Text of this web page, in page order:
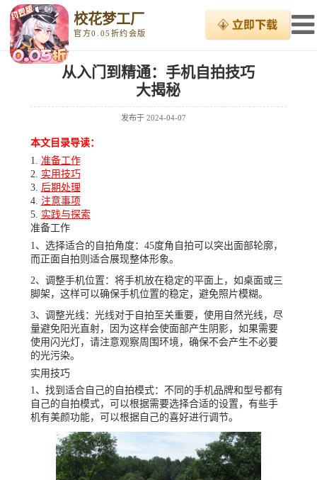
校花梦工厂
官方0.05折约会版
从入门到精通：手机自拍技巧
大揭秘
发布于2024-04-07
本文目录导读：
准备工作
实用技巧
后期处理
注意事项
实践与探索
准备工作
1、选择适合的自拍角度：45度角自拍可以突出面部轮廓，
而正面自拍则适合展现整体形象。
2、调整手机位置：将手机放在稳定的平面上，如桌面或三
脚架，这样可以确保手机位置的稳定，避免照片模糊。
3、调整光线：光线对于自拍至关重要，使用自然光线，尽
量避免阳光直射，因为这样会使面部产生阴影，如果需要
使用闪光灯，请注意观察周围环境，确保不会产生不必要
的光污染。
实用技巧
1、找到适合自己的自拍模式：不同的手机品牌和型号都有
自己的自拍模式，可以根据需要选择合适的设置，有些手
机有美颜功能，可以根据自己的喜好进行调节。